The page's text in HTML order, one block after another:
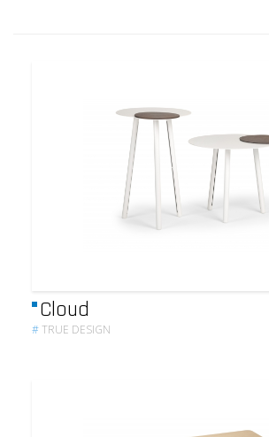
Cloud
#TRUE DESIGN